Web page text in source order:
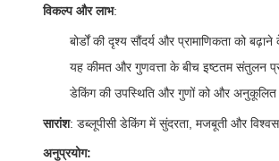
विकल्प और लाभ:
बोर्डों की दृश्य सौंदर्य और प्रामाणिकता को
यह कीमत और गुणवत्ता के बीच इष्टतम संतुलन
डेकिंग की उपस्थिति और गुणों को और अनुकूलित
सारांश: डब्लूपीसी डेकिंग में सुंदरता, मजबूती और
अनुप्रयोग: